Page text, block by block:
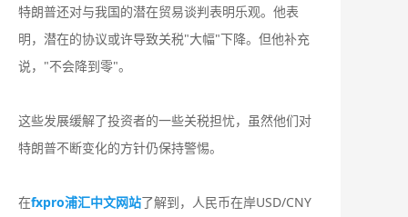
特朗普还对与我国的潜在贸易谈判表明乐观。他表
明，潜在的协议或许导致关税"大幅"下降。但他补充
说，"不会降到零"。
这些发展缓解了投资者的一些关税担忧，虽然他们对
特朗普不断变化的方针仍保持警惕。
在fxpro浦汇中文网站了解到，人民币在岸USD/CNY